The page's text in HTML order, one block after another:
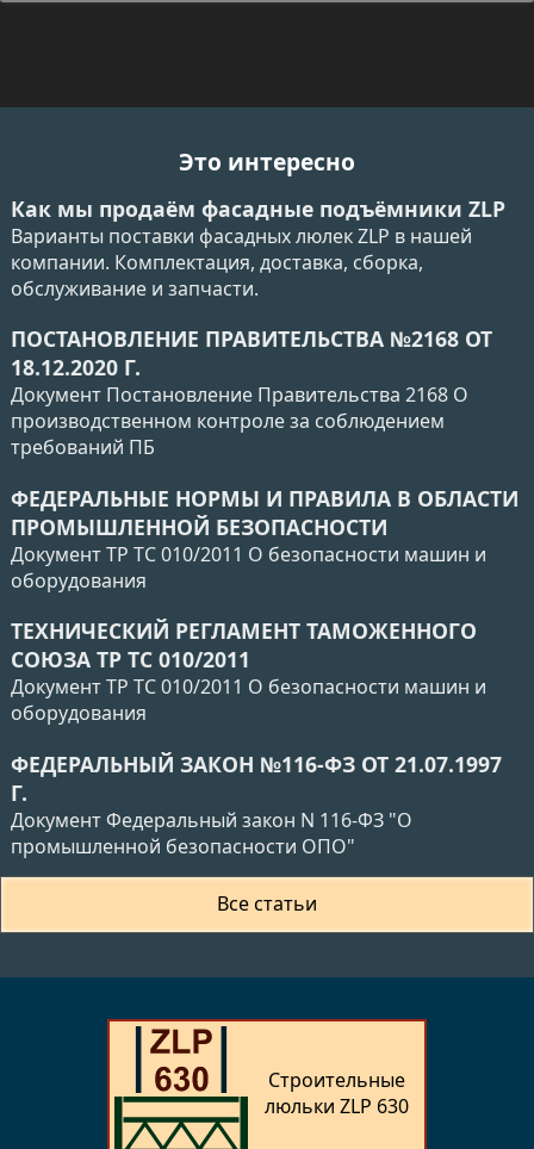
Это интересно
Как мы продаём фасадные подъёмники ZLP
Варианты поставки фасадных люлек ZLP в нашей
компании. Комплектация, доставка, сборка,
обслуживание и запчасти.
ПОСТАНОВЛЕНИЕ ПРАВИТЕЛЬСТВА №2168 ОТ
18.12.2020 Г.
Документ Постановление Правительства 2168 О
производственном контроле за соблюдением
требований ПБ
ФЕДЕРАЛЬНЫЕ НОРМЫ И ПРАВИЛА В ОБЛАСТИ
ПРОМЫШЛЕННОЙ БЕЗОПАСНОСТИ
Документ ТР ТС 010/2011 О безопасности машин и
оборудования
ТЕХНИЧЕСКИЙ РЕГЛАМЕНТ ТАМОЖЕННОГО
СОЮЗА ТР ТС 010/2011
Документ ТР ТС 010/2011 О безопасности машин и
оборудования
ФЕДЕРАЛЬНЫЙ ЗАКОН №116-ФЗ ОТ 21.07.1997
Г.
Документ Федеральный закон N 116-ФЗ "О
промышленной безопасности ОПО"
Все статьи
Строительные
люльки ZLP 630